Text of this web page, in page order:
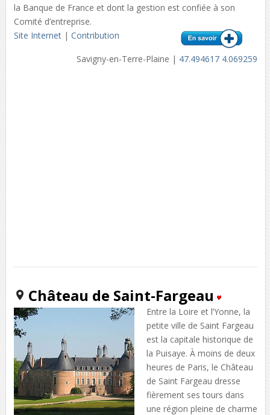
la Banque de France et dont la gestion est confiée à son
Comité d’entreprise.
Site Internet| Contribution
Savigny-en-Terre-Plaine | 47.494617 4.069259
Château de Saint-Fargeau
Entre la Loire et l’Yonne, la
petite ville de Saint Fargeau
est la capitale historique de
la Puisaye. À moins de deux
heures de Paris, le Château
de Saint Fargeau dresse
fièrement ses tours dans
une région pleine de charme